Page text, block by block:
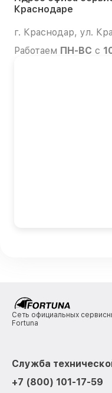
Краснодаре
г. Краснодар, ул.
Работаем ПН-ВС с
Сеть официальных
Fortuna
Служба
+7 (800) 101-17-59